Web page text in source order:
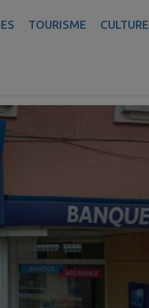
TOURISME CULTURE